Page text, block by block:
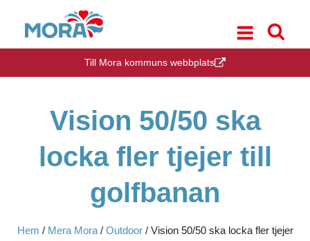
Till Mora kommuns webbplats
Vision 50/50 ska
locka fler tjejer till
golfbanan
Hem / Mera Mora/ Outdoor/ Vision 50/50 ska locka fler tjejer